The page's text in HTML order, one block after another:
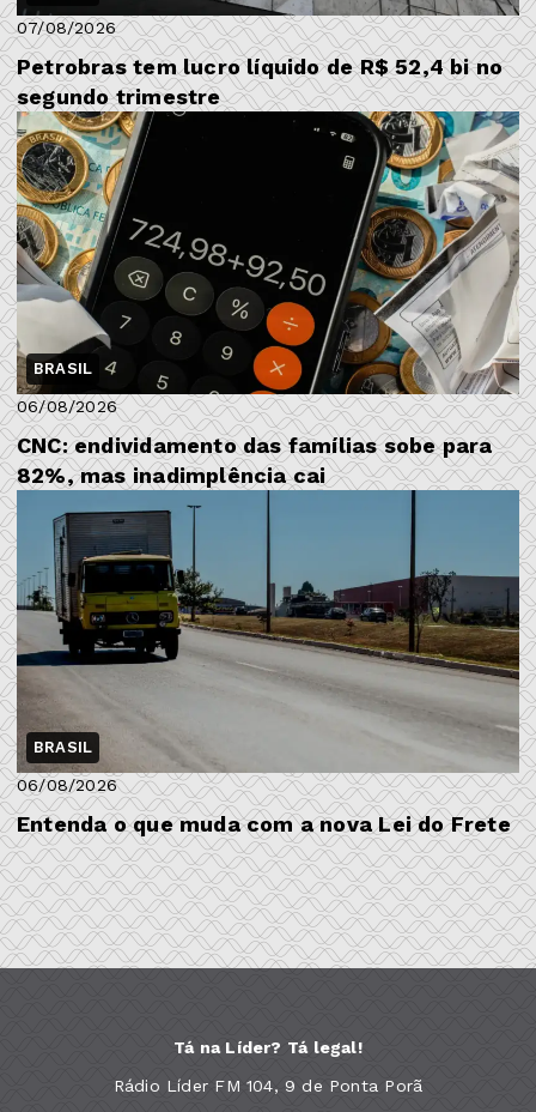
07/08/2026
Petrobras tem lucro líquido de R$ 52,4 bi no
segundo trimestre
BRASIL
06/08/2026
CNC: endividamento das famílias sobe para
82%, mas inadimplência cai
BRASIL
06/08/2026
Entenda o que muda com a nova Lei do Frete
Tá na Líder? Tá legal!
Rádio Líder FM 104, 9 de Ponta Porã